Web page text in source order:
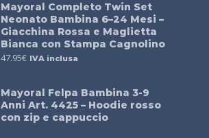
Mayoral Completo Twin Set
Neonato Bambina 6–24 Mesi –
Giacchina Rossa e Maglietta
Bianca con Stampa Cagnolino
47.95€ IVA inclusa
Mayoral Felpa Bambina 3-9
Anni Art. 4425 – Hoodie rosso
con zip e cappuccio